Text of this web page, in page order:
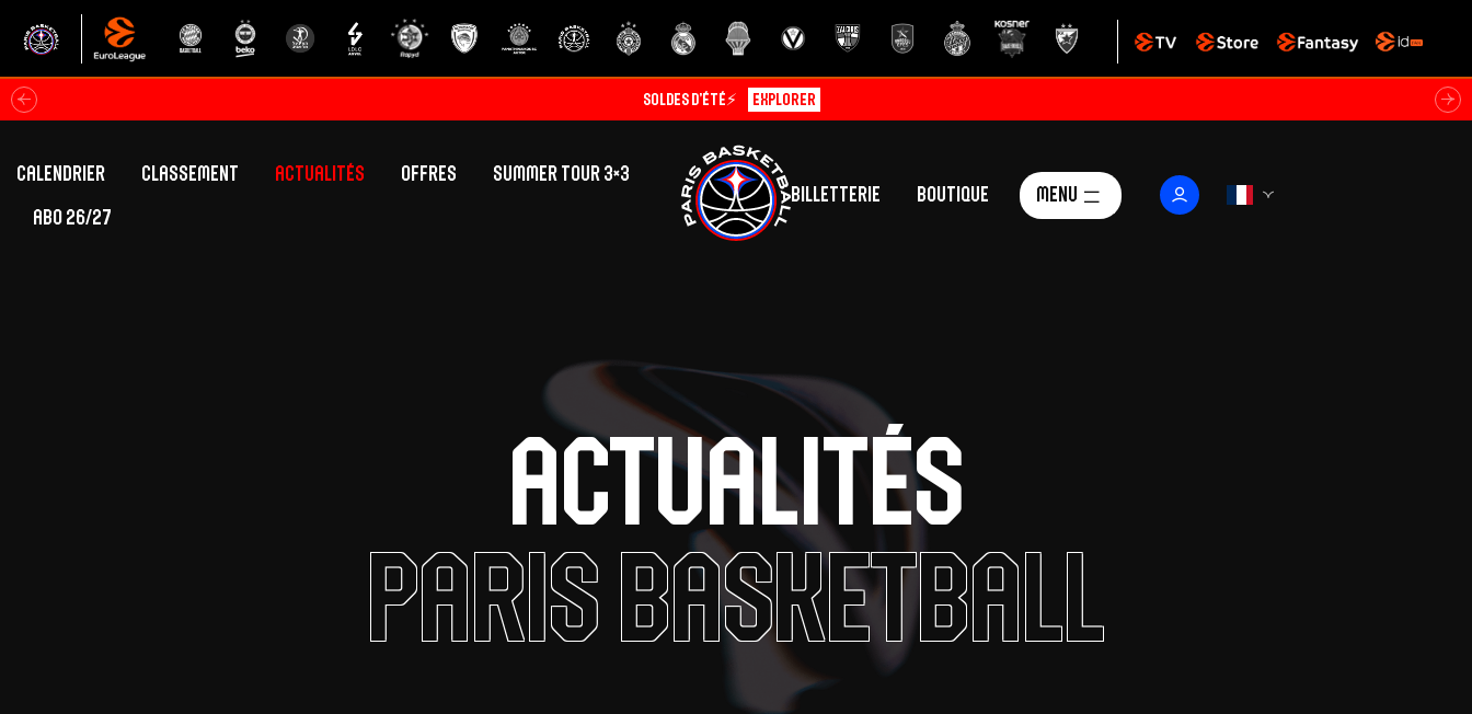
Soldes d’été⚡ Explorer
Calendrier
Classement
Classement Betclic Elite
Actualités
Offres
SUMMER TOUR 3×3
ABO 26/27
Billetterie Boutique Menu
Présentation
La vie au centre
Effectif
Camps
ON RECRUTE
Contact
Offres Hospitalités Adidas Arena
Accès et informations
Partenaires
Actualités
Paris Basketball